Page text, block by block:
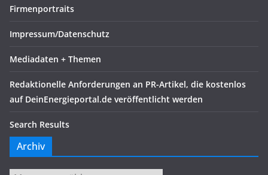
Firmenportraits
Impressum/Datenschutz
Mediadaten + Themen
Redaktionelle Anforderungen an PR-Artikel, die kostenlos
auf DeinEnergieportal.de veröffentlicht werden
Search Results
Archiv